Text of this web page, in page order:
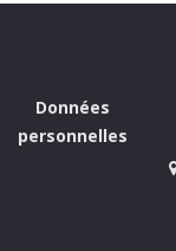
Données
personnelles